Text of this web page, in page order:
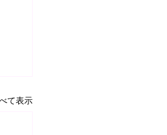
て表示